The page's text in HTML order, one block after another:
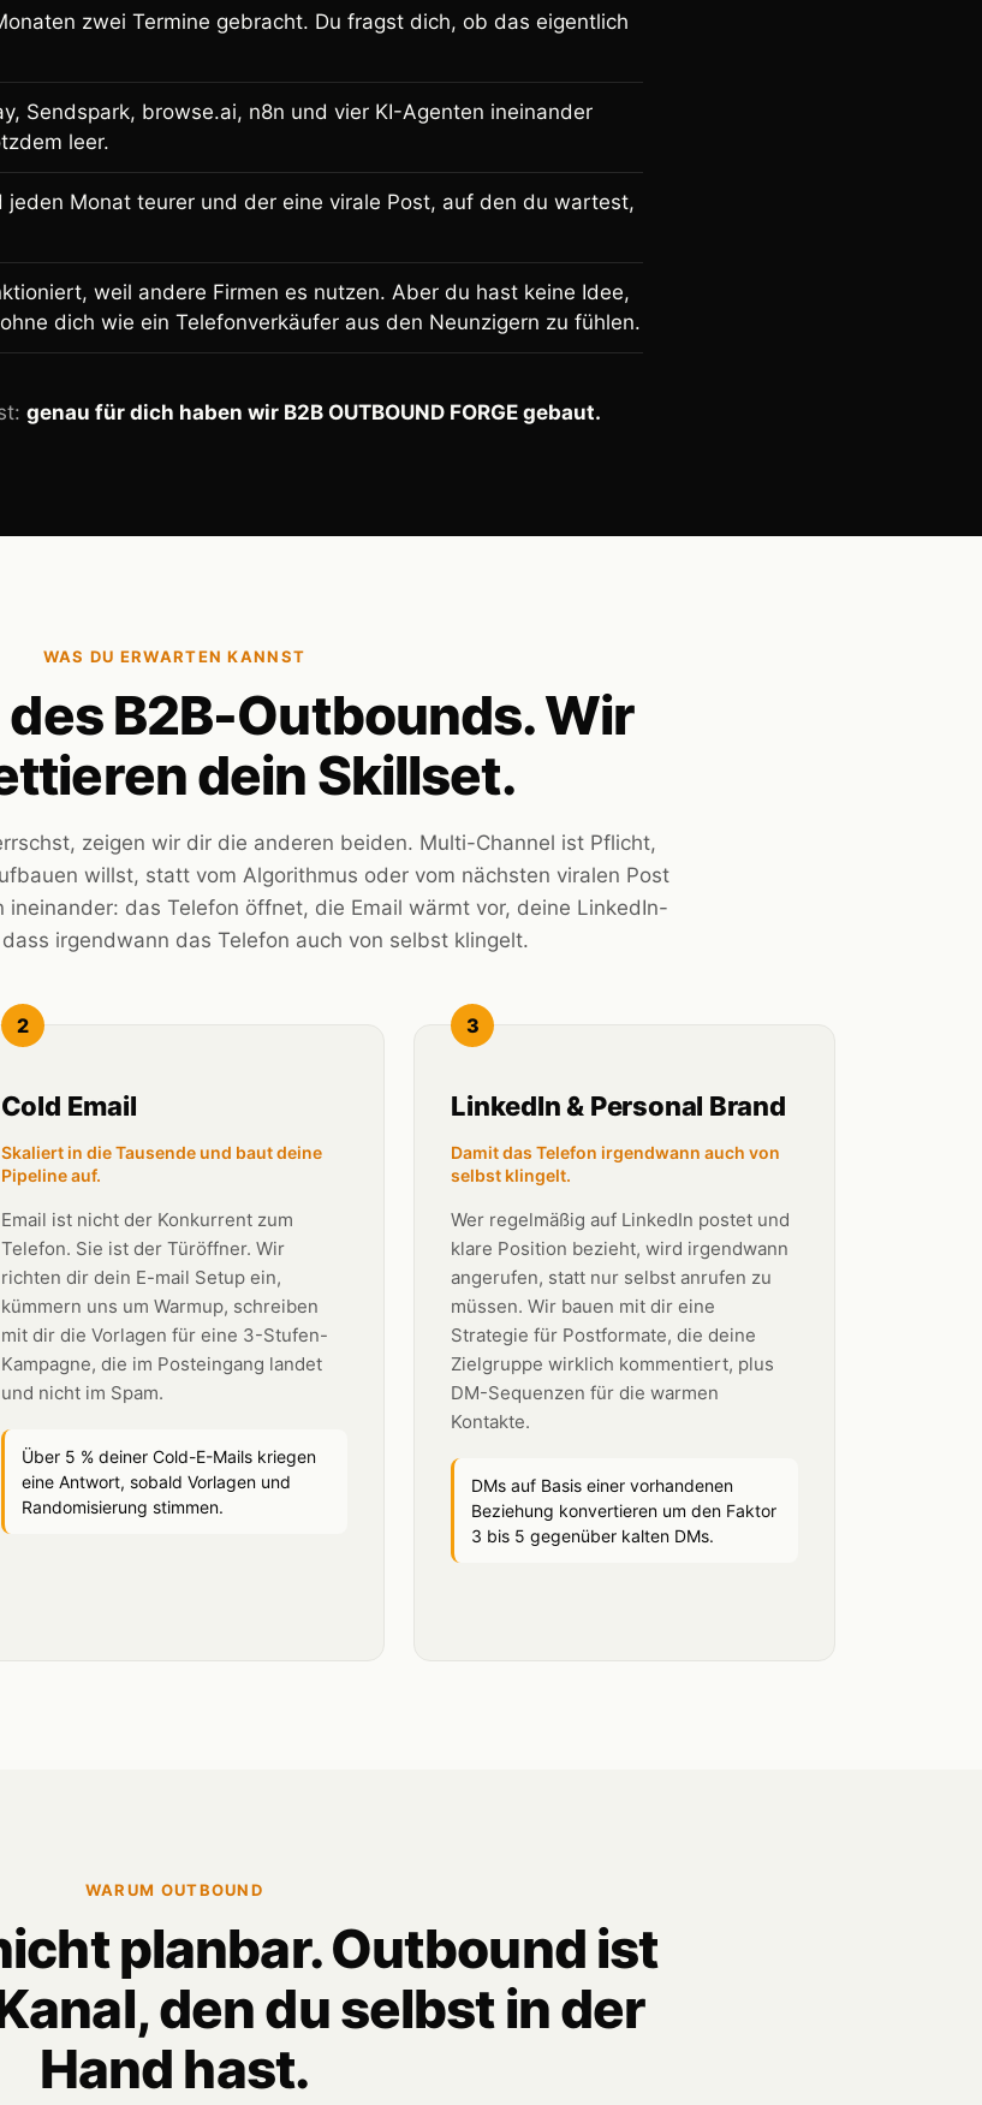
zwei Termine gebracht. Du fragst dich, ob das eigentlich
Sendspark, browse.ai, n8n und vier KI-Agenten ineinander
leer.
jeden Monat teurer und der eine virale Post, auf den du wartest,
weil andere Firmen es nutzen. Aber du hast keine Idee,
dich wie ein Telefonverkäufer aus den Neunzigern zu fühlen.
genau für dich haben wir B2B OUTBOUND FORGE gebaut.
WAS DU ERWARTEN KANNST
des B2B-Outbounds. Wir
dein Skillset.
zeigen wir dir die anderen beiden. Multi-Channel ist Pflicht,
willst, statt vom Algorithmus oder vom nächsten viralen Post
ineinander: das Telefon öffnet, die Email wärmt vor, deine LinkedIn-
irgendwann das Telefon auch von selbst klingelt.
2
Cold Email
Skaliert in die Tausende und baut deine
Pipeline auf.
Email ist nicht der Konkurrent zum
Telefon. Sie ist der Türöffner. Wir
richten dir dein E-mail Setup ein,
kümmern uns um Warmup, schreiben
mit dir die Vorlagen für eine 3-Stufen-
Kampagne, die im Posteingang landet
und nicht im Spam.
Über 5 % deiner Cold-E-Mails kriegen
eine Antwort, sobald Vorlagen und
Randomisierung stimmen.
3
LinkedIn & Personal Brand
Damit das Telefon irgendwann auch von
selbst klingelt.
Wer regelmäßig auf LinkedIn postet und
klare Position bezieht, wird irgendwann
angerufen, statt nur selbst anrufen zu
müssen. Wir bauen mit dir eine
Strategie für Postformate, die deine
Zielgruppe wirklich kommentiert, plus
DM-Sequenzen für die warmen
Kontakte.
DMs auf Basis einer vorhandenen
Beziehung konvertieren um den Faktor
3 bis 5 gegenüber kalten DMs.
WARUM OUTBOUND
planbar. Outbound ist
den du selbst in der
Hand hast.